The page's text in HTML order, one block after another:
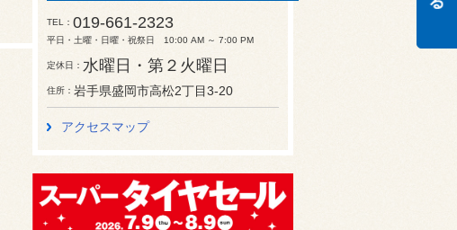
TEL 019-661-2323
平日・土曜・日曜・祝祭日 10:00 AM ～ 7:00 PM
定休日 水曜日・第２火曜日
住所 岩手県盛岡市高松2丁目3-20
アクセスマップ